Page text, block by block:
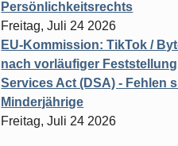
Persönlichkeitsrechts
Freitag, Juli 24 2026
EU-Kommission: TikTok /
nach vorläufiger
Services Act (DSA) - Fehlen
Minderjährige
Freitag, Juli 24 2026